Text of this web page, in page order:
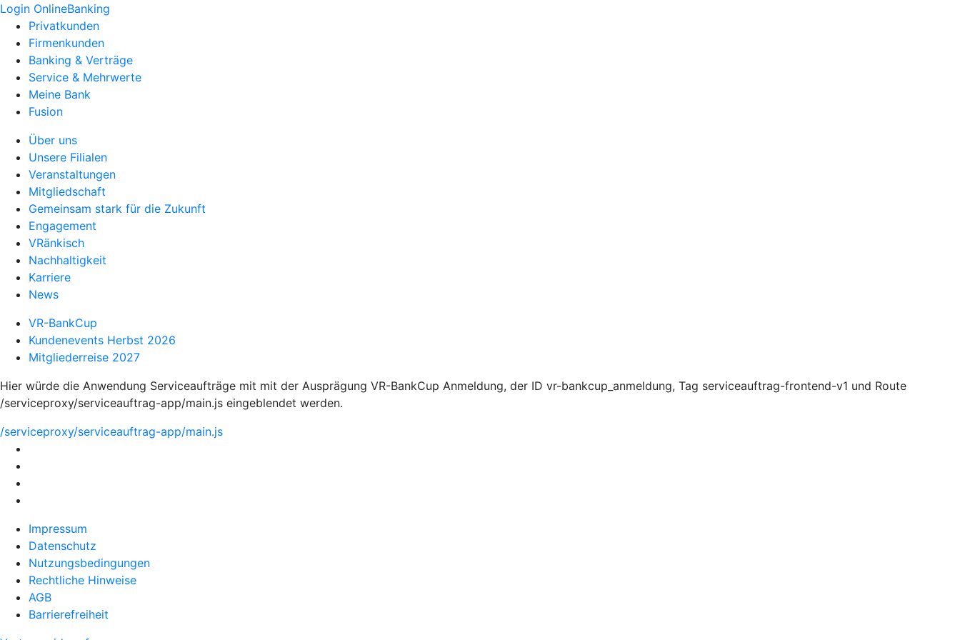
Login OnlineBanking
Privatkunden
Firmenkunden
Banking & Verträge
Service & Mehrwerte
Meine Bank
Fusion
Über uns
Unsere Filialen
Veranstaltungen
Mitgliedschaft
Gemeinsam stark für die Zukunft
Engagement
VRänkisch
Nachhaltigkeit
Karriere
News
VR-BankCup
Kundenevents Herbst 2026
Mitgliederreise 2027
Hier würde die Anwendung Serviceaufträge mit mit der Ausprägung VR-BankCup Anmeldung, der ID vr-bankcup_anmeldung, Tag serviceauftrag-frontend-v1 und Route
/serviceproxy/serviceauftrag-app/main.js eingeblendet werden.
/serviceproxy/serviceauftrag-app/main.js
Impressum
Datenschutz
Nutzungsbedingungen
Rechtliche Hinweise
AGB
Barrierefreiheit